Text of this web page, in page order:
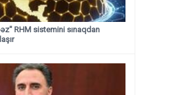
RHM sistemini sınaqdan